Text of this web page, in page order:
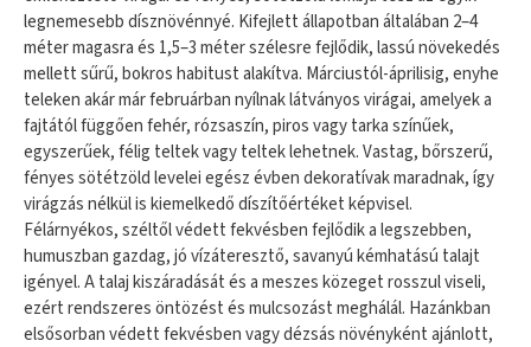
legnemesebb dísznövénnyé. Kifejlett állapotban általában 2–4
méter magasra és 1,5–3 méter szélesre fejlődik, lassú növekedés
mellett sűrű, bokros habitust alakítva. Márciustól-áprilisig, enyhe
teleken akár már februárban nyílnak látványos virágai, amelyek a
fajtától függően fehér, rózsaszín, piros vagy tarka színűek,
egyszerűek, félig teltek vagy teltek lehetnek. Vastag, bőrszerű,
fényes sötétzöld levelei egész évben dekoratívak maradnak, így
virágzás nélkül is kiemelkedő díszítőértéket képvisel.
Félárnyékos, széltől védett fekvésben fejlődik a legszebben,
humuszban gazdag, jó vízáteresztő, savanyú kémhatású talajt
igényel. A talaj kiszáradását és a meszes közeget rosszul viseli,
ezért rendszeres öntözést és mulcsozást meghálál. Hazánkban
elsősorban védett fekvésben vagy dézsás növényként ajánlott,